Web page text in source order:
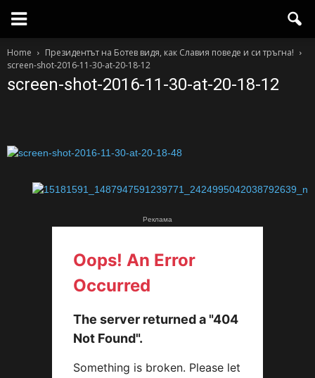
Home
Президентът на Ботев видя, как Славия поведе и си тръгна!
screen-shot-2016-11-30-at-20-18-12
screen-shot-2016-11-30-at-20-18-12
Реклама